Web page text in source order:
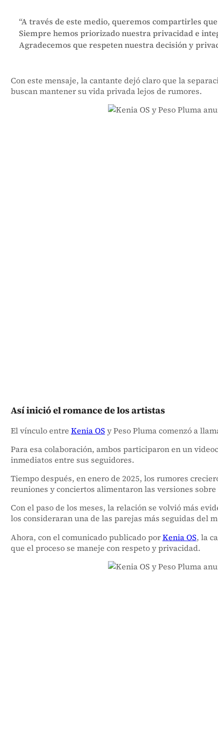
“A través de este medio, queremos compartirles
Siempre hemos priorizado nuestra privacidad e
Agradecemos que respeten nuestra decisión y
Con este mensaje, la cantante dejó claro que la
buscan mantener su vida privada lejos de rumores.
Así inició el romance de los artistas
El vínculo entre Kenia OS y Peso Pluma comenzó a
Para esa colaboración, ambos participaron en un
inmediatos entre sus seguidores.
Tiempo después, en enero de 2025, los rumores
reuniones y conciertos alimentaron las versiones
Con el paso de los meses, la relación se volvió más
los consideraran una de las parejas más seguidas del
Ahora, con el comunicado publicado porKenia OS, la
que el proceso se maneje con respeto y privacidad.